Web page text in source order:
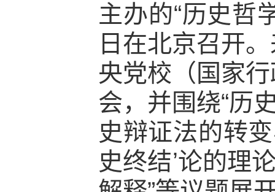
主办的“历史哲
日在北京召开
央党校（国家
会，并围绕“历
史辩证法的转
史终结’论的理